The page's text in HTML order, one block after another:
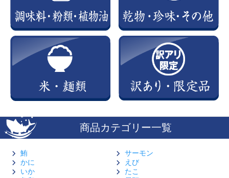
商品カテゴリー一覧
鮪
サーモン
かに
えび
いか
たこ